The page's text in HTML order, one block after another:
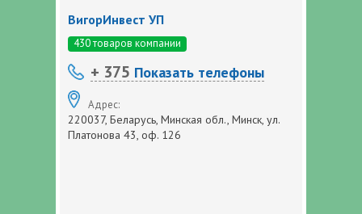
ВигорИнвест УП
430 товаров компании
+ 375 Показать телефоны
Адрес:
220037, Беларусь, Минская обл., Минск, ул.
Платонова 43, оф. 126